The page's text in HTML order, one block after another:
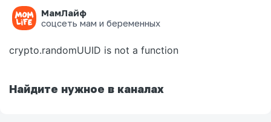
МамЛайф
соцсеть мам и беременных
Ошибка на странице
crypto.randomUUID is not a function
Найдите нужное в каналах